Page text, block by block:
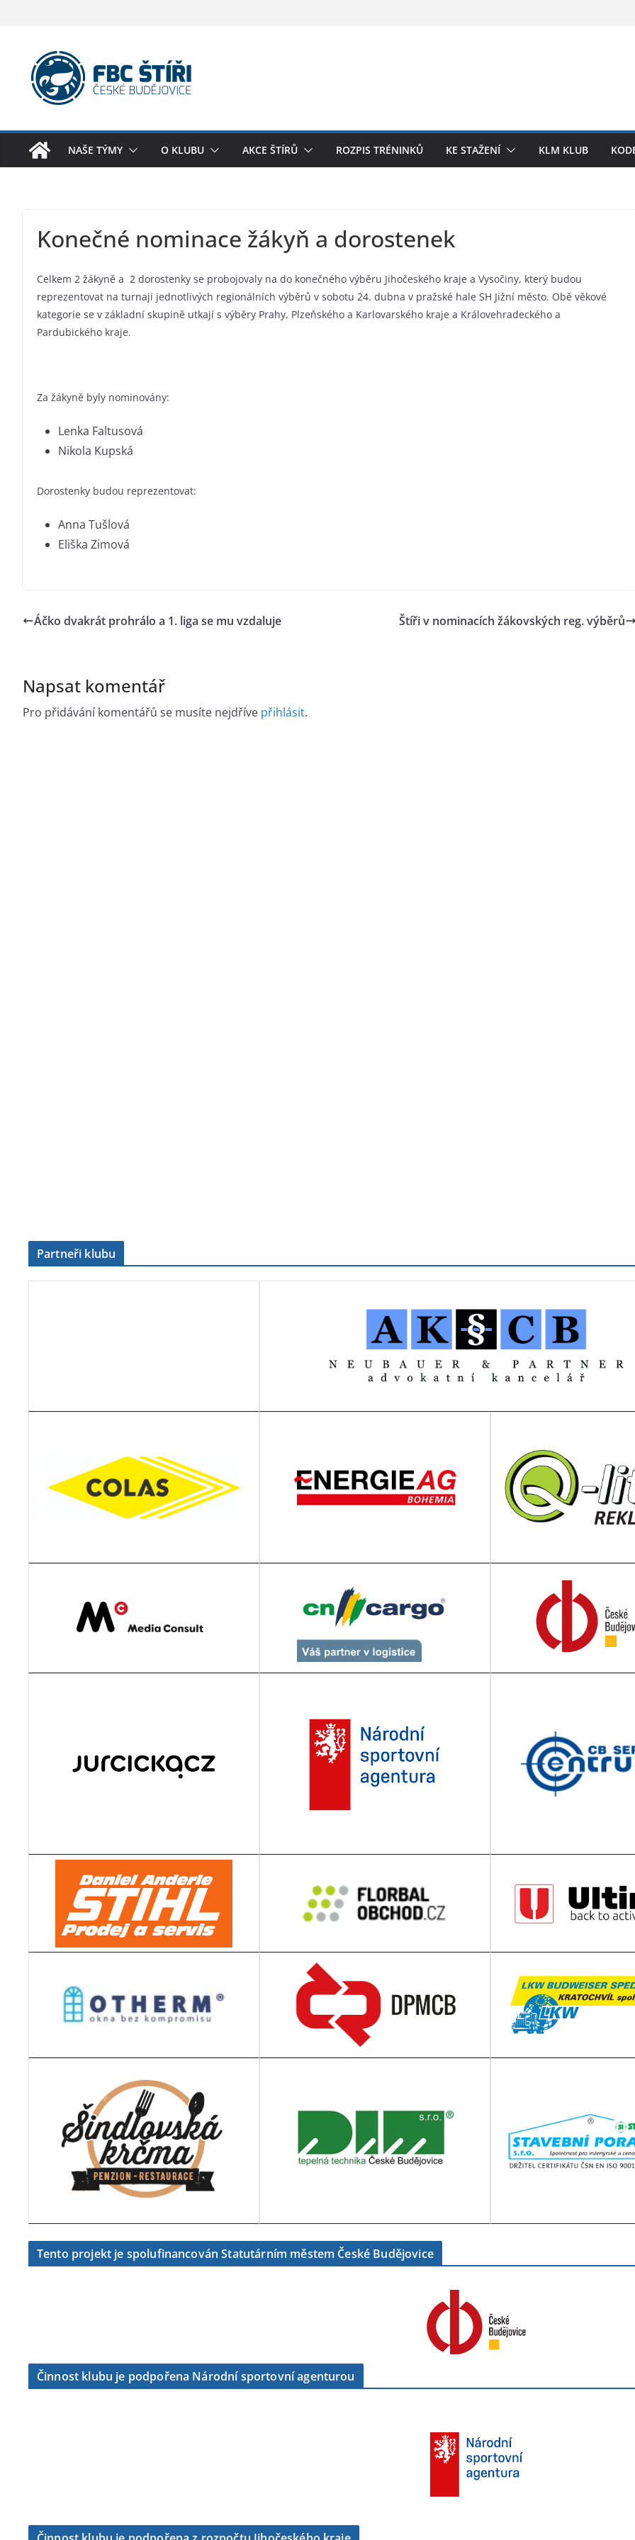
NAŠE TÝMY O KLUBU AKCE ŠTÍRŮ ROZPIS TRÉNINKŮ KE STAŽENÍ KLM KLUB
Konečné nominace žákyň a dorostenek
Celkem 2 žákyně a 2 dorostenky se probojovaly na do konečného výběru Jihočeského kraje a Vysočiny, který budou
reprezentovat na turnaji jednotlivých regionálních výběrů v sobotu 24. dubna v pražské hale SH Jižní město. Obě věkové
kategorie se v základní skupině utkají s výběry Prahy, Plzeňského a Karlovarského kraje a Královehradeckého a
Pardubického kraje.
Za žákyně byly nominovány:
Lenka Faltusová
Nikola Kupská
Dorostenky budou reprezentovat:
Anna Tušlová
Eliška Zimová
Áčko dvakrát prohrálo a 1. liga se mu vzdaluje Štíři v nominacích žákovských reg. výběrů
Napsat komentář
Pro přidávání komentářů se musíte nejdříve přihlásit.
Partneři klubu
Tento projekt je spolufinancován Statutárním městem České Budějovice
Činnost klubu je podpořena Národní sportovní agenturou